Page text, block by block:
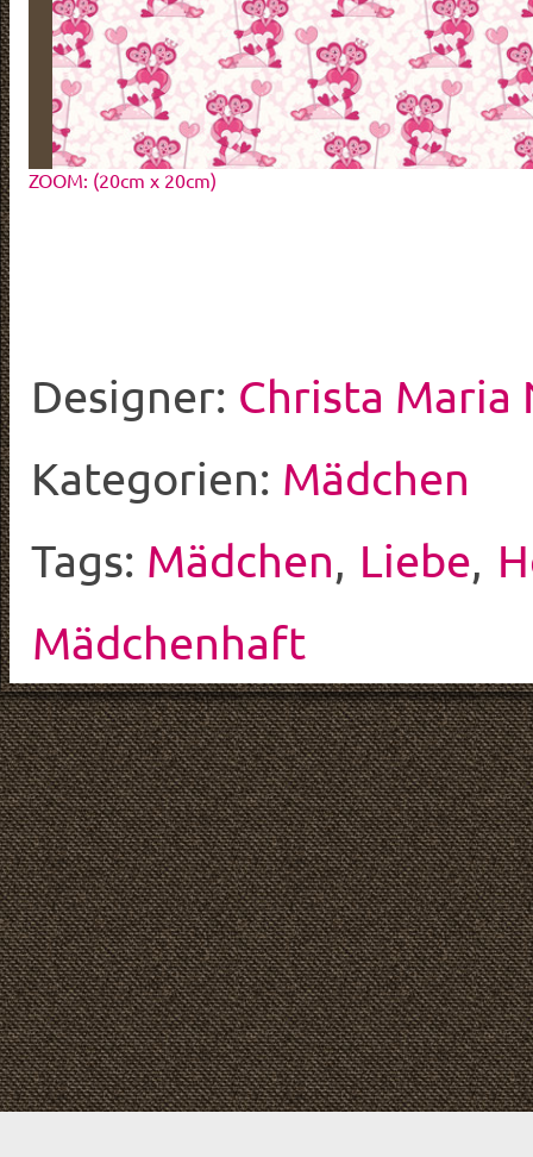
ZOOM: (20cm x 20cm)
Designer: Christa Maria
Kategorien: Mädchen
Tags: Mädchen, Liebe,
Mädchenhaft